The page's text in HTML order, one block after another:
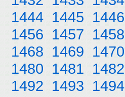
1444 1445 1446
1456 1457 1458
1468 1469 1470
1480 1481 1482
1492 1493 1494